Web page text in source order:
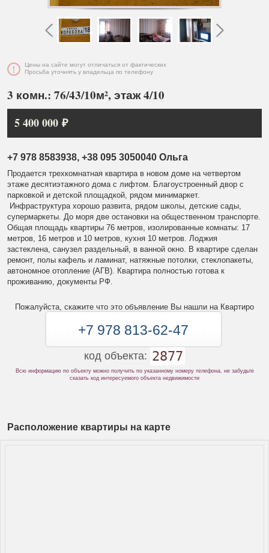
Цены на сайте могут отличаться от фактических
Просьба уточнять у владельца по телефону
3 комн.: 76/43/10м², этаж 4/10
5 400 000 ₽
+7 978 8583938, +38 095 3050040 Ольга
Продается трехкомнатная квартира в новом доме на четвертом
этаже десятиэтажного дома с лифтом. Благоустроенный двор с
парковкой и детской площадкой, рядом минимаркет.
Инфраструктура хорошо развита, рядом школы, детские сады,
супермаркеты. До моря две остановки на общественном транспорте.
Общая площадь квартиры 76 метров, изолированные комнаты: 17
метров, 16 метров и 10 метров, кухня 10 метров. Лоджия
застеклена, санузел раздельный, в ванной окно. В квартире сделан
ремонт, полы кафель и ламинат, натяжные потолки, стеклопакеты,
автономное отопление (АГВ). Квартира полностью готова к
проживанию, документы РФ.
Пожалуйста, скажите что это объявление Вы нашли на Квартиро
+7 978 813-62-47
код объекта: 2877
Всю информацию по объекту можно получить по указанному номеру телефона, не забудьте
сказать код интересуемого объекта недвижимости
Расположение квартиры на карте